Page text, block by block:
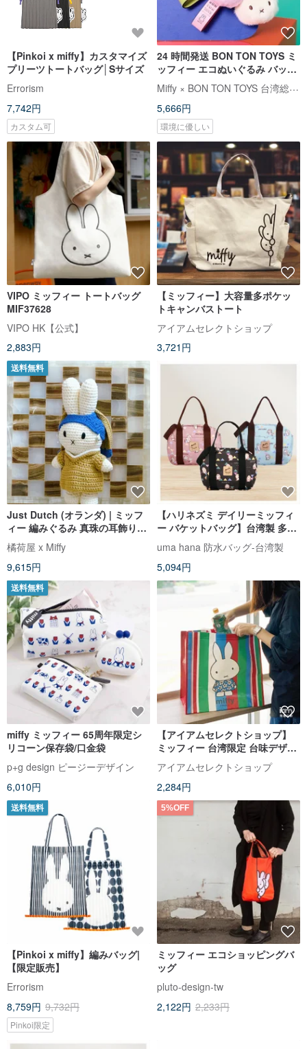
【Pinkoi x miffy】カスタマイズ
プリーツトートバッグ│Sサイズ
Errorism
7,742円
カスタム可
24 時間発送 BON TON TOYS ミ
ッフィー エコぬいぐるみ バック
チャーム – 11cm（2 色）
Miffy × BON TON TOYS 台湾総代理店
5,666円
環境に優しい
VIPO ミッフィー トートバッグ
MIF37628
VIPO HK【公式】
2,883円
【ミッフィー】大容量多ポケッ
トキャンバストート
アイアムセレクトショップ
3,721円
送料無料
Just Dutch (オランダ) | ミッフ
ィー 編みぐるみ 真珠の耳飾りの
少女
橘荷屋 x Miffy
9,615円
【ハリネズミ デイリーミッフィ
ー バケットバッグ】台湾製 多仕
切り 斜め背 携帯両用 防水バッグ
uma hana 防水バッグ-台湾製
5,094円
送料無料
miffy ミッフィー 65周年限定シ
リコーン保存袋/口金袋
p+g design ピージーデザイン
6,010円
【アイアムセレクトショップ】
ミッフィー 台湾限定 台味デザイ
ン 茄芷ショッピングバッグ
アイアムセレクトショップ
2,284円
送料無料
【Pinkoi x miffy】編みバッグ|
【限定販売】
Errorism
8,759円 9,732円
Pinkoi限定
5%OFF
ミッフィー エコショッピングバ
ッグ
pluto-design-tw
2,122円 2,233円